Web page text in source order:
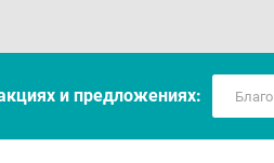
и предложениях: